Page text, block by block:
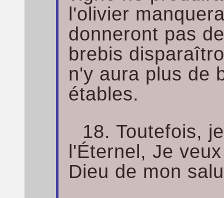
l'olivier
donneront pas
brebis
n'y aura plus de
étables.
18. Toutefois,
l'Éternel, Je
Dieu de mon